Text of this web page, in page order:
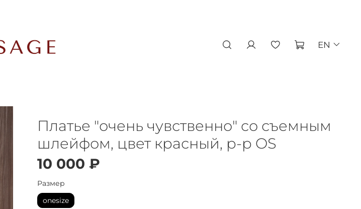
EN
Платье "очень чувственно" со съемным
шлейфом, цвет красный, р-р OS
10 000 ₽
Размер
onesize